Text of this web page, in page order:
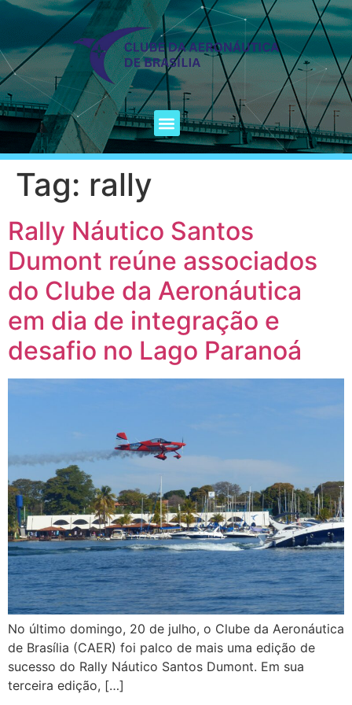
Tag: rally
Rally Náutico Santos
Dumont reúne associados
do Clube da Aeronáutica
em dia de integração e
desafio no Lago Paranoá
No último domingo, 20 de julho, o Clube da Aeronáutica
de Brasília (CAER) foi palco de mais uma edição de
sucesso do Rally Náutico Santos Dumont. Em sua
terceira edição, […]